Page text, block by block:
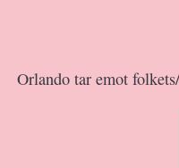
Orlando tar emot